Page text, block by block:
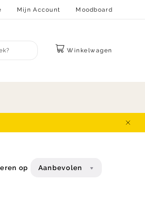
Mijn Account Moodboard
Winkelwagen
op Aanbevolen